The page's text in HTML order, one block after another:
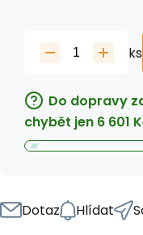
ks
Do dopravy
chybět jen 6 601
Dotaz Hlídat